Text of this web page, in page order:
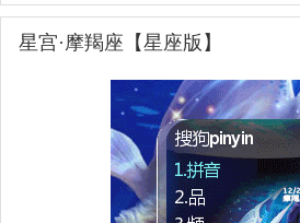
星宫·摩羯座【星座版】